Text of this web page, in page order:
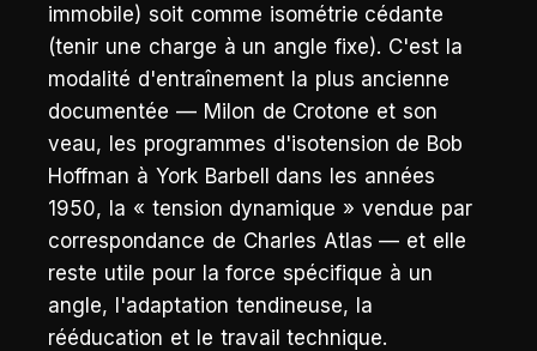
immobile) soit comme isométrie cédante
(tenir une charge à un angle fixe). C'est la
modalité d'entraînement la plus ancienne
documentée — Milon de Crotone et son
veau, les programmes d'isotension de Bob
Hoffman à York Barbell dans les années
1950, la « tension dynamique » vendue par
correspondance de Charles Atlas — et elle
reste utile pour la force spécifique à un
angle, l'adaptation tendineuse, la
rééducation et le travail technique.